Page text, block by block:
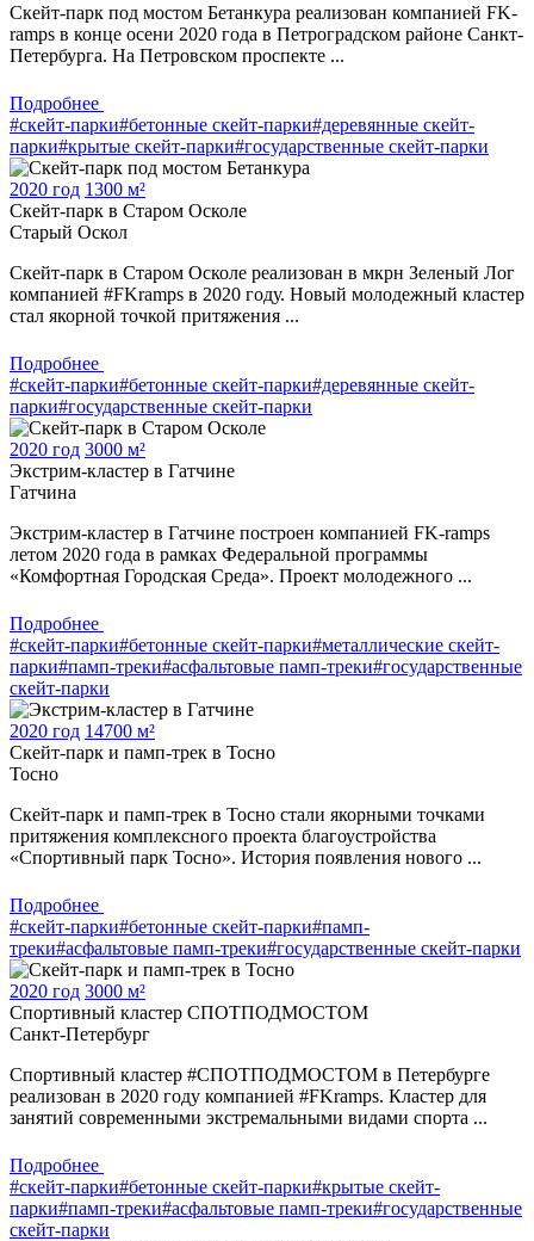
Скейт-парк под мостом Бетанкура реализован компанией FK-
ramps в конце осени 2020 года в Петроградском районе Санкт-
Петербурга. На Петровском проспекте ...
Подробнее
#скейт-парки#бетонные скейт-парки#деревянные скейт-
парки#крытые скейт-парки#государственные скейт-парки
2020 год 1300 м²
Скейт-парк в Старом Осколе
Старый Оскол
Скейт-парк в Старом Осколе реализован в мкрн Зеленый Лог
компанией #FKramps в 2020 году. Новый молодежный кластер
стал якорной точкой притяжения ...
Подробнее
#скейт-парки#бетонные скейт-парки#деревянные скейт-
парки#государственные скейт-парки
2020 год 3000 м²
Экстрим-кластер в Гатчине
Гатчина
Экстрим-кластер в Гатчине построен компанией FK-ramps
летом 2020 года в рамках Федеральной программы
«Комфортная Городская Среда». Проект молодежного ...
Подробнее
#скейт-парки#бетонные скейт-парки#металлические скейт-
парки#памп-треки#асфальтовые памп-треки#государственные
скейт-парки
2020 год 14700 м²
Скейт-парк и памп-трек в Тосно
Тосно
Скейт-парк и памп-трек в Тосно стали якорными точками
притяжения комплексного проекта благоустройства
«Спортивный парк Тосно». История появления нового ...
Подробнее
#скейт-парки#бетонные скейт-парки#памп-
треки#асфальтовые памп-треки#государственные скейт-парки
2020 год 3000 м²
Спортивный кластер СПОТПОДМОСТОМ
Санкт-Петербург
Спортивный кластер #СПОТПОДМОСТОМ в Петербурге
реализован в 2020 году компанией #FKramps. Кластер для
занятий современными экстремальными видами спорта ...
Подробнее
#скейт-парки#бетонные скейт-парки#крытые скейт-
парки#памп-треки#асфальтовые памп-треки#государственные
скейт-парки